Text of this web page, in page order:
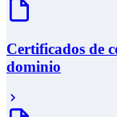
Certificados de
dominio